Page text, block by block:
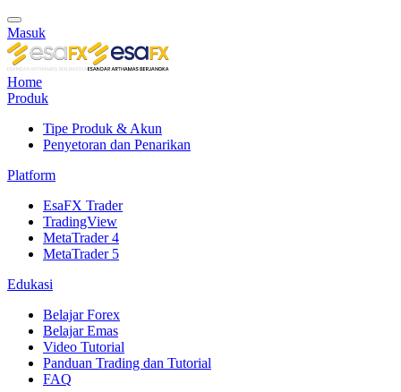
Masuk
Home
Produk
Tipe Produk & Akun
Penyetoran dan Penarikan
Platform
EsaFX Trader
TradingView
MetaTrader 4
MetaTrader 5
Edukasi
Belajar Forex
Belajar Emas
Video Tutorial
Panduan Trading dan Tutorial
FAQ